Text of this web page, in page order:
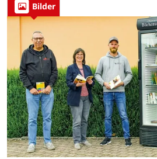
Bilder